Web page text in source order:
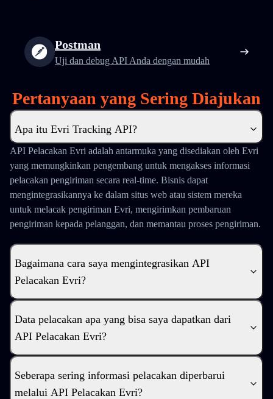
Postman
Uji dan debug API Anda dengan mudah
Pertanyaan yang Sering Diajukan
Apa itu Evri Tracking API?
API Pelacakan Evri adalah antarmuka yang disediakan oleh Evri
yang memungkinkan pengembang untuk mengakses informasi
pelacakan pengiriman secara real-time. Bisnis dapat
mengintegrasikannya ke dalam situs web atau sistem mereka
untuk melacak pengiriman Evri, mengirimkan pembaruan
pengiriman kepada pelanggan, dan memantau proses pengiriman.
Bagaimana cara saya mengintegrasikan API
Pelacakan Evri?
Data pelacakan apa yang bisa saya dapatkan dari
API Pelacakan Evri?
Seberapa sering informasi pelacakan diperbarui
melalui API Pelacakan Evri?